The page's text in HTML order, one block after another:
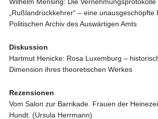
„Rußlandrückkehrer“ – eine unausgeschöpfte
Politischen Archiv des Auswärtigen Amts
Diskussion
Hartmut Henicke: Rosa Luxemburg –
Dimension ihres theoretischen Werkes
Rezensionen
Vom Salon zur Barrikade. Frauen der
Hundt. (Ursula Herrmann)